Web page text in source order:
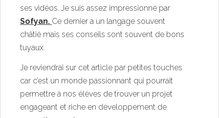
ses vidéos. Je suis assez impressionné par
Sofyan. Ce dernier a un langage souvent
châtié mais ses conseils sont souvent de bons
tuyaux.
Je reviendrai sur cet article par petites touches
car c’est un monde passionnant qui pourrait
permettre à nos élèves de trouver un projet
engageant et riche en développement de